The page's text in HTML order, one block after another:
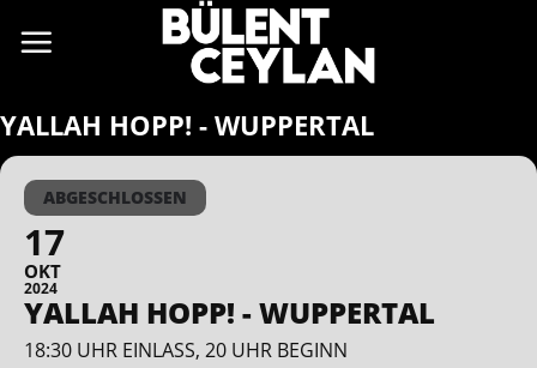
Inhalt
YALLAH HOPP! - WUPPERTAL
ABGESCHLOSSEN
17
OKT
2024
YALLAH HOPP! - WUPPERTAL
18:30 UHR EINLASS, 20 UHR BEGINN